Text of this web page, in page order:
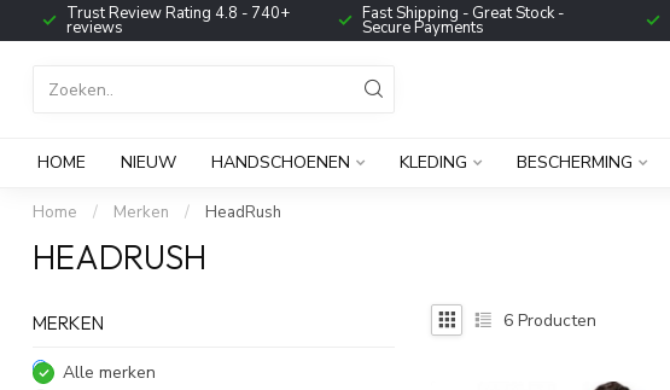
Trust Review Rating 4.8 - 740+
reviews
Fast Shipping - Great Stock -
Secure Payments
HOME NIEUW HANDSCHOENEN KLEDING BESCHERMING
Home / Merken / HeadRush
HEADRUSH
MERKEN
Alle merken
6 Producten